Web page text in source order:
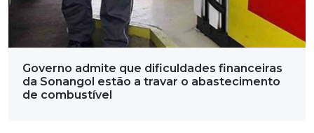
Governo admite que dificuldades financeiras
da Sonangol estão a travar o abastecimento
de combustível